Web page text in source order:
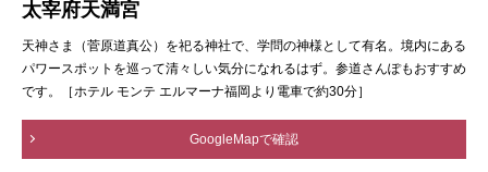
太宰府天満宮
天神さま（菅原道真公）を祀る神社で、学問の神様として有名。境内にある
パワースポットを巡って清々しい気分になれるはず。参道さんぽもおすすめ
です。［ホテル モンテ エルマーナ福岡より電車で約30分］
GoogleMapで確認